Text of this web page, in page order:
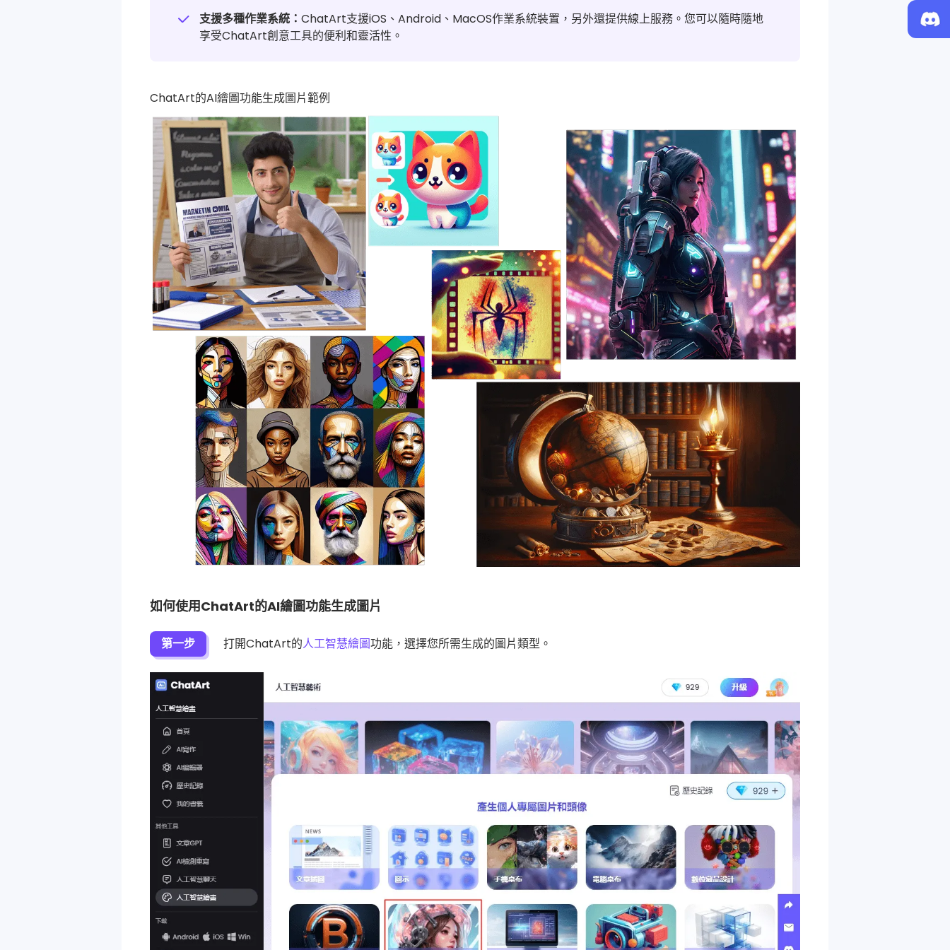
支援多種作業系統： ChatArt支援iOS、Android、MacOS作業系統裝置，另外還提供線上服務。您可以隨時隨地
享受ChatArt創意工具的便利和靈活性。
ChatArt的AI繪圖功能生成圖片範例
如何使用ChatArt的AI繪圖功能生成圖片
第一步 打開ChatArt的人工智慧繪圖功能，選擇您所需生成的圖片類型。